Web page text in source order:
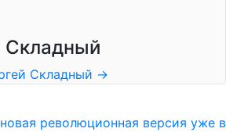
Складный
Складный →
революционная версия уже в